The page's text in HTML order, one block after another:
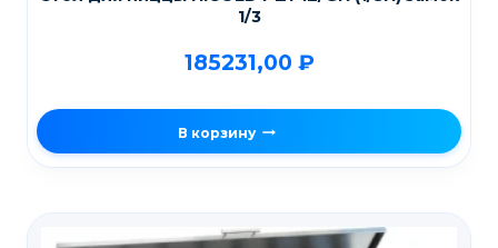
1/3
185231,00 ₽
В корзину